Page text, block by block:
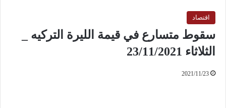
اقتصاد
سقوط متسارع في قيمة الليرة التركيه _
الثلاثاء 23/11/2021
2021/11/23